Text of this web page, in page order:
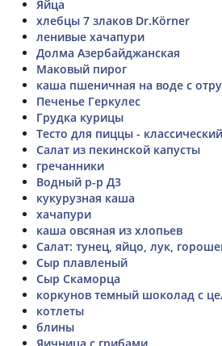
Яйца
хлебцы 7 злаков Dr.Körner
ленивые хачапури
Долма Азербайджанская
Маковый пирог
каша пшеничная на воде с
Печенье Геркулес
Грудка курицы
Тесто для пиццы -
Салат из пекинской капусты
гречанники
Водный р-р Д3
кукурузная каша
хачапури
каша овсяная из хлопьев
Салат: тунец, яйцо, лук,
Сыр плавленый
Сыр Скаморца
коркунов темный шоколад с
котлеты
блины